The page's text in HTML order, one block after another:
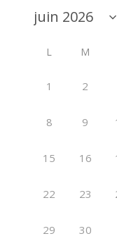
L M
1 2
8 9
15 16
22 23
29 30